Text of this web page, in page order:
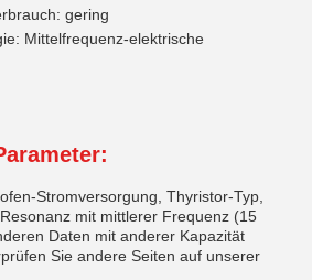
gering
Mittelfrequenz-elektrische
Stromversorgung, Thyristor-Typ,
mit mittlerer Frequenz (15
Daten mit anderer Kapazität
Sie andere Seiten auf unserer